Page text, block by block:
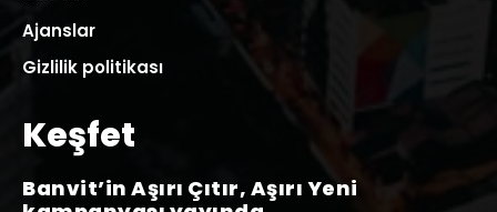
Ajanslar
Gizlilik politikası
Keşfet
Banvit’in Aşırı Çıtır, Aşırı Yeni